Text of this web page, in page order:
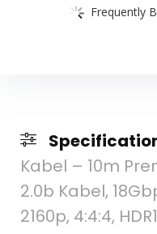
Frequently
Kabel – 10m
2.0b Kabel,
2160p, 4:4:4,